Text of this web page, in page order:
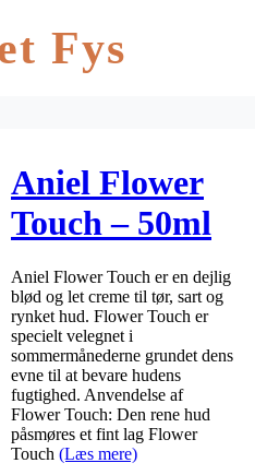
Fys
Aniel Flower
Touch – 50ml
Aniel Flower Touch er en dejlig
blød og let creme til tør, sart og
rynket hud. Flower Touch er
specielt velegnet i
sommermånederne grundet dens
evne til at bevare hudens
fugtighed. Anvendelse af
Flower Touch: Den rene hud
påsmøres et fint lag Flower
Touch (Læs mere)